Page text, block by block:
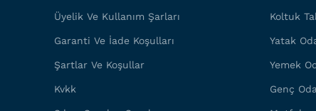
Üyelik Ve Kullanım Şarları
Garanti Ve İade Koşulları
Şartlar Ve Koşullar
Kvkk
Koltuk
Yatak
Yemek
Genç